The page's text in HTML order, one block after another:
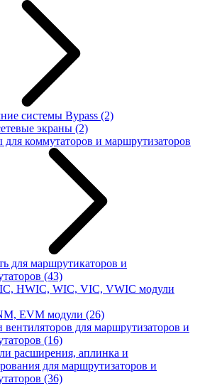
системы Bypass (2)
экраны (2)
для коммутаторов и маршрутизаторов
для маршрутикаторов и
(43)
HWIC, WIC, VIC, VWIC модули
EVM модули (26)
вентиляторов для маршрутизаторов и
(16)
расширения, аплинка и
для маршрутизаторов и
(36)